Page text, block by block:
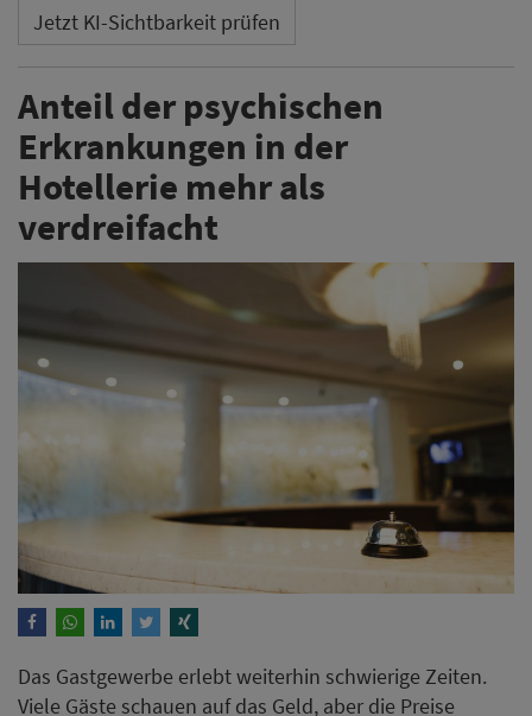
Jetzt KI-Sichtbarkeit prüfen
Anteil der psychischen
Erkrankungen in der
Hotellerie mehr als
verdreifacht
Das Gastgewerbe erlebt weiterhin schwierige Zeiten.
Viele Gäste schauen auf das Geld, aber die Preise